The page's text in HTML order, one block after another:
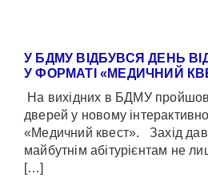
У БДМУ ВІДБУВСЯ ДЕНЬ
У ФОРМАТІ «МЕДИЧНИЙ
На вихідних в БДМУ пройшов
дверей у новому
«Медичний квест». Захід
майбутнім абітурієнтам не
[…]